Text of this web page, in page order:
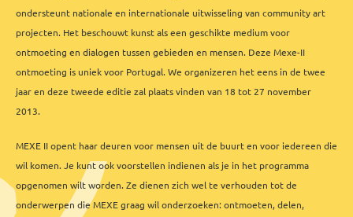
ondersteunt nationale en internationale uitwisseling van community art
projecten. Het beschouwt kunst als een geschikte medium voor
ontmoeting en dialogen tussen gebieden en mensen. Deze Mexe-II
ontmoeting is uniek voor Portugal. We organizeren het eens in de twee
jaar en deze tweede editie zal plaats vinden van 18 tot 27 november
2013.
MEXE II opent haar deuren voor mensen uit de buurt en voor iedereen die
wil komen. Je kunt ook voorstellen indienen als je in het programma
opgenomen wilt worden. Ze dienen zich wel te verhouden tot de
onderwerpen die MEXE graag wil onderzoeken: ontmoeten, delen,